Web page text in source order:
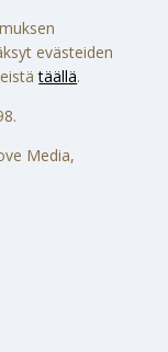
evästeiden
täällä.
Media,